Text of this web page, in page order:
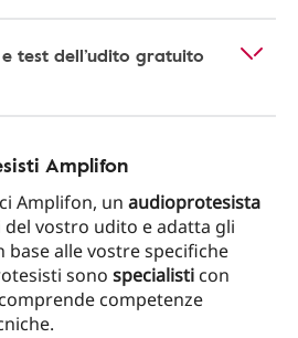
test dell’udito gratuito
Amplifon
Amplifon, un audioprotesista
vostro udito e adatta gli
base alle vostre specifiche
sono specialisti con
competenze